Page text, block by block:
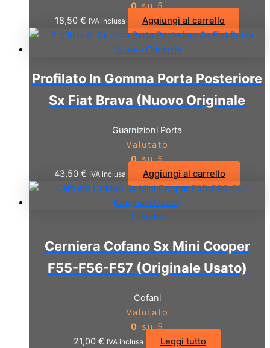
0su 5
18,50 € IVA inclusa Aggiungi al carrello
Profilato In Gomma Porta Posteriore
Sx Fiat Brava (Nuovo Originale
Guarnizioni Porta
Valutato
0su 5
43,50 € IVA inclusa Aggiungi al carrello
Esaurito
Cerniera Cofano Sx Mini Cooper
F55-F56-F57 (Originale Usato)
Cofani
Valutato
0 su 5
21,00 € IVA inclusa Leggi tutto